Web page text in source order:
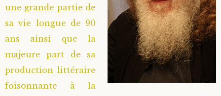
une grande partie de
sa vie longue de 90
ans ainsi que la
majeure part de sa
production littéraire
foisonnante à la